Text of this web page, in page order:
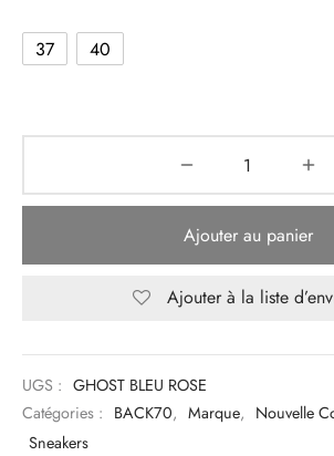
37 40
Ajouter au panier
Ajouter à la liste
UGS : GHOST BLEU ROSE
Catégories : BACK70, Marque, Nouvelle
Sneakers